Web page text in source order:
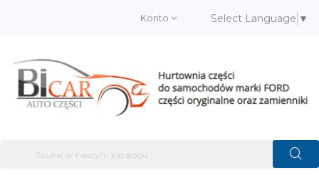
Konto Select Language ▼